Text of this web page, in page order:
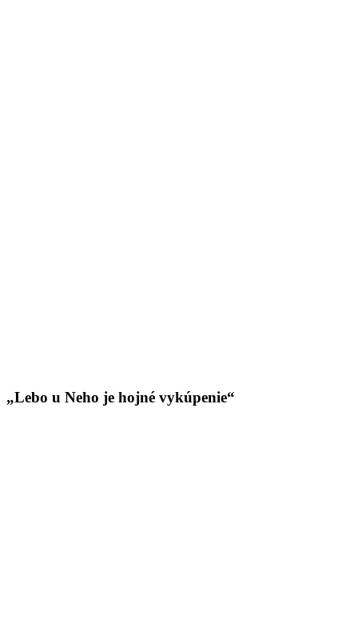
„Lebo u Neho je hojné vykúpenie“